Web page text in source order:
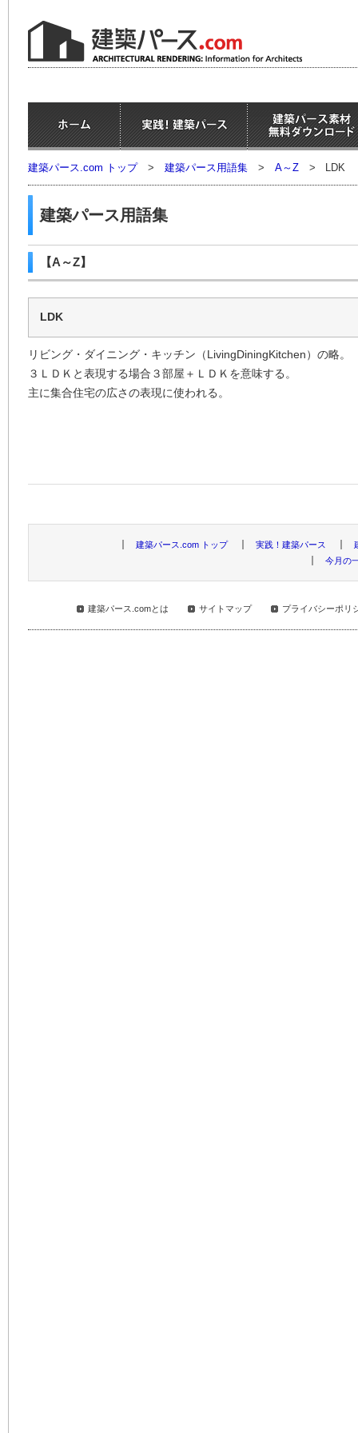
建築パース.com トップ > 建築パース用語集 > A～Z > LDK
建築パース用語集
【A～Z】
LDK
リビング・ダイニング・キッチン（LivingDiningKitchen）の略。
３ＬＤＫと表現する場合３部屋＋ＬＤＫを意味する。
主に集合住宅の広さの表現に使われる。
建築パース.com トップ 実践！建築パース
今月の
建築パース.comとは サイトマップ プライバシーポリ